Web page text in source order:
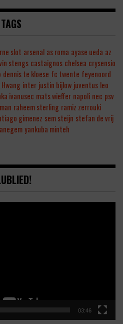
TAGS
slot arsenal as roma ayase ueda az
stengs castaignos chelsea crysensio
dennis te kloese fc twente feyenoord
inter justin bijlow juventus leo
ivanusec mats wieffer napoli nec psv
raheem sterling ramiz zerrouki
gimenez sem steijn stefan de vrij
yankuba minteh
03:46